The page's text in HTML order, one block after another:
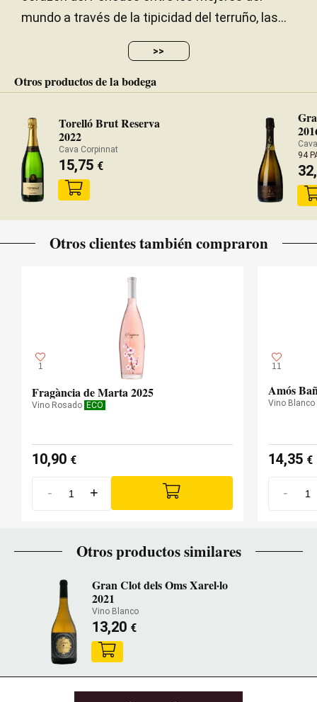
mundo a través de la tipicidad del terruño, las...
>>
Otros productos de la bodega
Torelló Brut Reserva
2022
Cava Corpinnat
15,75 €
94
Otros clientes también compraron
1
Fragància de Marta 2025
Vino Rosado ECO
10,90 €
- +
11
Amós
Vino Blanco
14,35 €
-
Otros productos similares
Gran Clot dels Oms Xarel·lo
2021
Vino Blanco
13,20 €